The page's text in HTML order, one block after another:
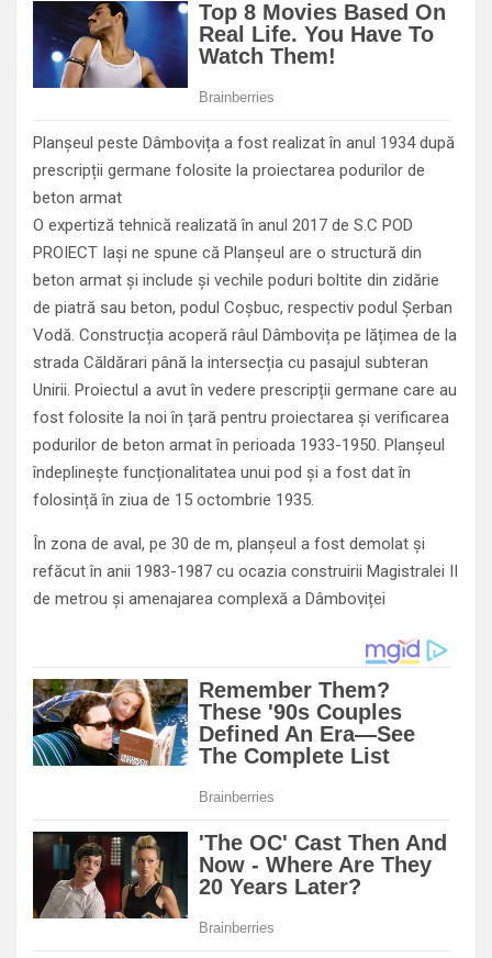
Planșeul peste Dâmbovița a fost realizat în anul 1934 după
prescripții germane folosite la proiectarea podurilor de
beton armat
O expertiză tehnică realizată în anul 2017 de S.C POD
PROIECT Iași ne spune că Planșeul are o structură din
beton armat și include și vechile poduri boltite din zidărie
de piatră sau beton, podul Coșbuc, respectiv podul Șerban
Vodă. Construcția acoperă râul Dâmbovița pe lățimea de la
strada Căldărari până la intersecția cu pasajul subteran
Unirii. Proiectul a avut în vedere prescripții germane care au
fost folosite la noi în țară pentru proiectarea și verificarea
podurilor de beton armat în perioada 1933-1950. Planșeul
îndeplinește funcționalitatea unui pod și a fost dat în
folosință în ziua de 15 octombrie 1935.
În zona de aval, pe 30 de m, planșeul a fost demolat și
refăcut în anii 1983-1987 cu ocazia construirii Magistralei II
de metrou și amenajarea complexă a Dâmboviței